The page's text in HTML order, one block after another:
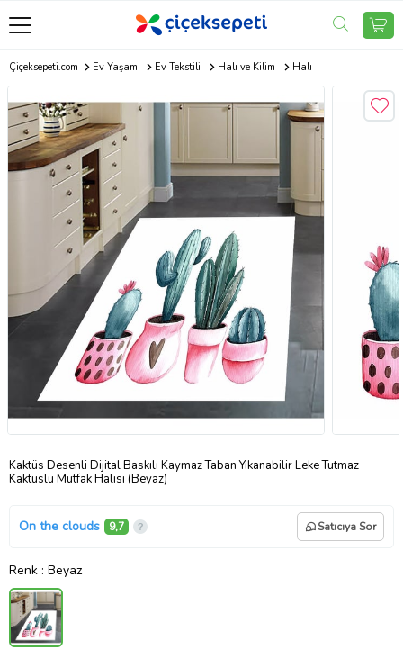
Çiçeksepeti.com Ev Yaşam Ev Tekstili Halı ve Kilim Halı
Kaktüs Desenli Dijital Baskılı Kaymaz Taban Yıkanabilir Leke Tutmaz
Kaktüslü Mutfak Halısı (Beyaz)
On the clouds 9,7 Satıcıya Sor
Renk : Beyaz